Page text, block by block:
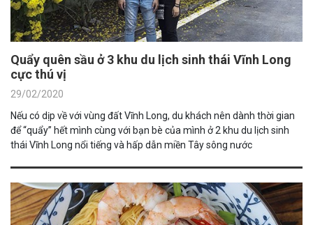
Quẩy quên sầu ở 3 khu du lịch sinh thái Vĩnh Long
cực thú vị
29/02/2020
Nếu có dịp về với vùng đất Vĩnh Long, du khách nên dành thời gian
để “quẩy” hết mình cùng với bạn bè của mình ở 2 khu du lịch sinh
thái Vĩnh Long nổi tiếng và hấp dẫn miền Tây sông nước